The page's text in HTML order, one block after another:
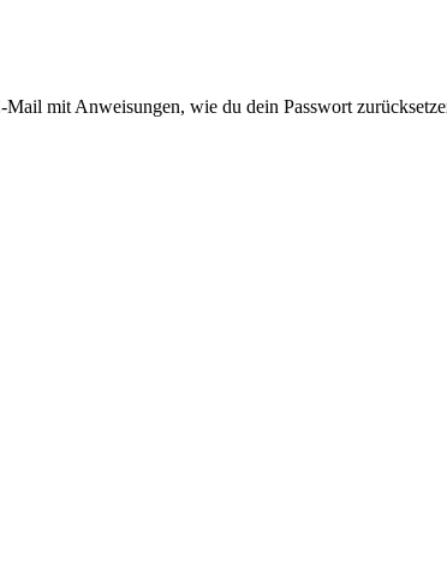
mit Anweisungen, wie du dein Passwort